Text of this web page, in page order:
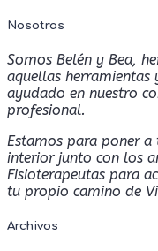
Nosotras
Somos Belén y Bea,
aquellas herramientas
ayudado en nuestro
profesional.
Estamos para poner
interior junto con los
Fisioterapeutas para
tu propio camino de
Archivos